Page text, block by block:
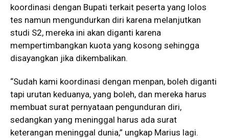
koordinasi dengan Bupati terkait peserta yang lolos
tes namun mengundurkan diri karena melanjutkan
studi S2, mereka ini akan diganti karena
mempertimbangkan kuota yang kosong sehingga
disayangkan jika dikembalikan.
“Sudah kami koordinasi dengan menpan, boleh diganti
tapi urutan keduanya, yang boleh, dan mereka harus
membuat surat pernyataan pengunduran diri,
sedangkan yang meninggal harus ada surat
keterangan meninggal dunia,” ungkap Marius lagi.